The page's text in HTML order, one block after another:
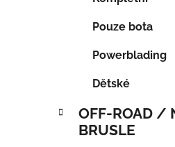
Pouze bota
Powerblading
Dětské
OFF-ROAD /
BRUSLE